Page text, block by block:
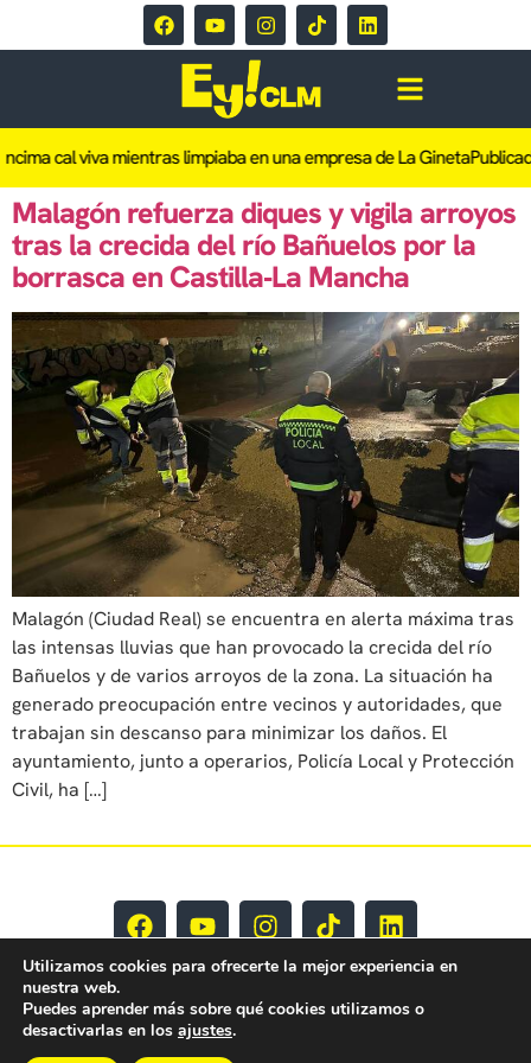
cal viva mientras limpiaba en una empresa de La Gineta
Malagón refuerza diques y vigila arroyos
tras la crecida del río Bañuelos por la
borrasca en Castilla‑La Mancha
Malagón (Ciudad Real) se encuentra en alerta máxima tras
las intensas lluvias que han provocado la crecida del río
Bañuelos y de varios arroyos de la zona. La situación ha
generado preocupación entre vecinos y autoridades, que
trabajan sin descanso para minimizar los daños. El
ayuntamiento, junto a operarios, Policía Local y Protección
Civil, ha […]
Utilizamos cookies para ofrecerte la mejor experiencia en
nuestra web.
Puedes aprender más sobre qué cookies utilizamos o
desactivarlas en los ajustes.